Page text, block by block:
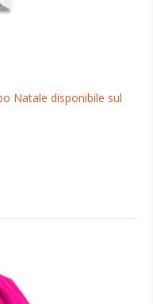
Natale disponibile sul